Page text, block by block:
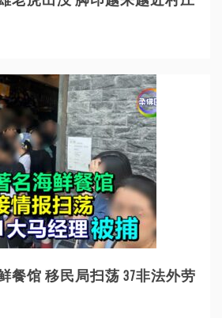
餐馆 移民局扫荡 37非法外劳